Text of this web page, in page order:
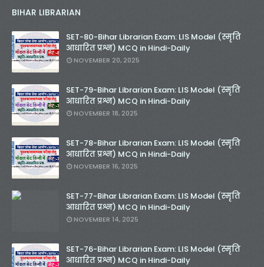
BIHAR LIBRARIAN
SET-80-Bihar Librarian Exam: LIS Model (स्मृति
आधारित प्रश्न) MCQ in Hindi-Daily
NOVEMBER 20, 2025
SET-79-Bihar Librarian Exam: LIS Model (स्मृति
आधारित प्रश्न) MCQ in Hindi-Daily
NOVEMBER 18, 2025
SET-78-Bihar Librarian Exam: LIS Model (स्मृति
आधारित प्रश्न) MCQ in Hindi-Daily
NOVEMBER 16, 2025
SET-77-Bihar Librarian Exam: LIS Model (स्मृति
आधारित प्रश्न) MCQ in Hindi-Daily
NOVEMBER 14, 2025
SET-76-Bihar Librarian Exam: LIS Model (स्मृति
आधारित प्रश्न) MCQ in Hindi-Daily